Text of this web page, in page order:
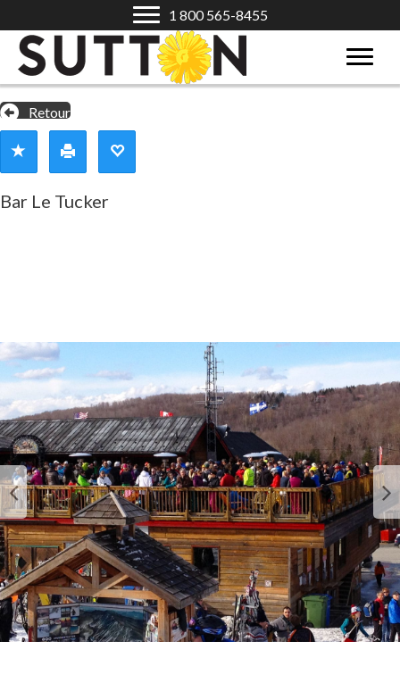
1 800 565-8455
Retour
Bar Le Tucker